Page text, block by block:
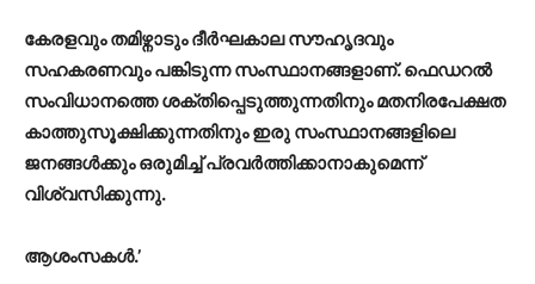
കേരളവും തമിഴ്നാടും ദീർഘകാല സൗഹൃദവും
സഹകരണവും പങ്കിടുന്ന സംസ്ഥാനങ്ങളാണ്. ഫെഡറൽ
സംവിധാനത്തെ ശക്തിപ്പെടുത്തുന്നതിനും മതനിരപേക്ഷത
കാത്തുസൂക്ഷിക്കുന്നതിനും ഇരു സംസ്ഥാനങ്ങളിലെ
ജനങ്ങൾക്കും ഒരുമിച്ച് പ്രവർത്തിക്കാനാകുമെന്ന്
വിശ്വസിക്കുന്നു.
ആശംസകൾ.’